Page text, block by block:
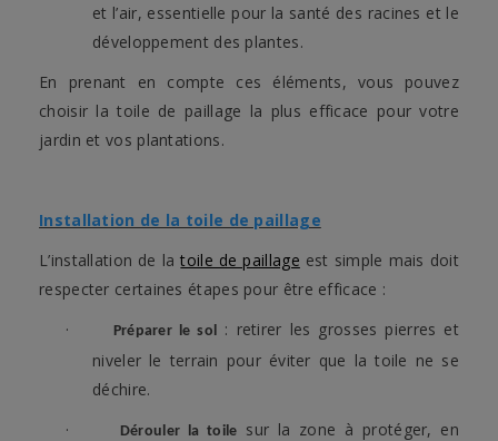
et l’air, essentielle pour la santé des racines et le
développement des plantes.
En prenant en compte ces éléments, vous pouvez
choisir la toile de paillage la plus efficace pour votre
jardin et vos plantations.
Installation de la toile de paillage
L’installation de latoile de paillage est simple mais doit
respecter certaines étapes pour être efficace :
·
Préparer le sol
: retirer les grosses pierres et
niveler le terrain pour éviter que la toile ne se
déchire.
·
Dérouler la toile sur la zone à protéger, en